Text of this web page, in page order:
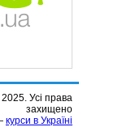
Усі права
захищено
курси в Україні